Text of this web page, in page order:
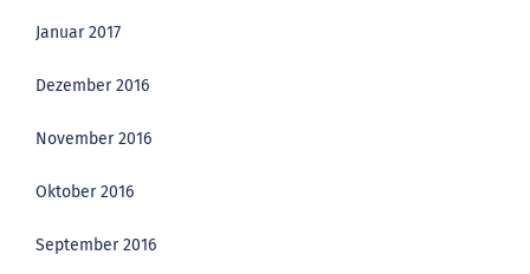
Januar 2017
Dezember 2016
November 2016
Oktober 2016
September 2016